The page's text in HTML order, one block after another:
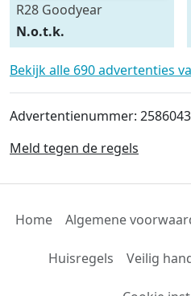
R28 Goodyear
540/75R28
N.o.t.k.
Bekijk alle 690 advertenties
Advertentienummer:
Meld tegen de regels
Home Algemene
Huisregels Veilig